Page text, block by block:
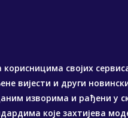
својих
вијести и други
изворима и рађени у
које захтијева